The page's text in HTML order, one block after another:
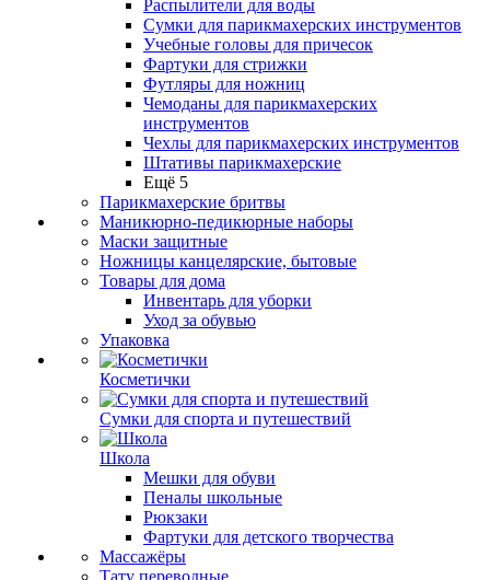
Распылители для воды
Сумки для парикмахерских инструментов
Учебные головы для причесок
Фартуки для стрижки
Футляры для ножниц
Чемоданы для парикмахерских
инструментов
Чехлы для парикмахерских инструментов
Штативы парикмахерские
Ещё 5
Парикмахерские бритвы
Маникюрно-педикюрные наборы
Маски защитные
Ножницы канцелярские, бытовые
Товары для дома
Инвентарь для уборки
Уход за обувью
Упаковка
Косметички
Сумки для спорта и путешествий
Школа
Мешки для обуви
Пеналы школьные
Рюкзаки
Фартуки для детского творчества
Массажёры
Тату переводные